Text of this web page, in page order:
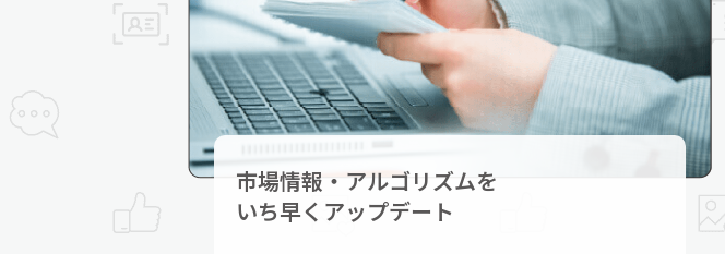
市場情報・アルゴリズムを
いち早くアップデート